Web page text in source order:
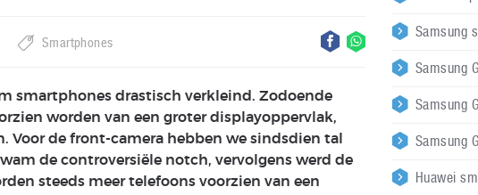
Smartphones
smartphones drastisch verkleind. Zodoende
worden van een groter displayoppervlak,
de front-camera hebben we sindsdien tal
de controversiële notch, vervolgens werd de
steeds meer telefoons voorzien van een
Samsung
Samsung
Samsung
Samsung
Huawei